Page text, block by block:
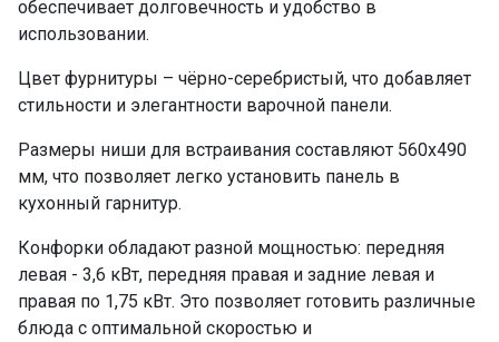
обеспечивает долговечность и удобство в
использовании.
Цвет фурнитуры – чёрно-серебристый, что добавляет
стильности и элегантности варочной панели.
Размеры ниши для встраивания составляют 560х490
мм, что позволяет легко установить панель в
кухонный гарнитур.
Конфорки обладают разной мощностью: передняя
левая - 3,6 кВт, передняя правая и задние левая и
правая по 1,75 кВт. Это позволяет готовить различные
блюда с оптимальной скоростью и